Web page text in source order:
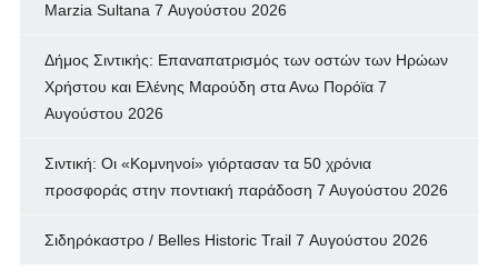
Marzia Sultana 7 Αυγούστου 2026
Δήμος Σιντικής: Επαναπατρισμός των oστών των Ηρώων
Χρήστου και Ελένης Μαρούδη στα Ανω Πορόϊα 7
Αυγούστου 2026
Σιντική: Οι «Κομνηνοί» γιόρτασαν τα 50 χρόνια
προσφοράς στην ποντιακή παράδοση 7 Αυγούστου 2026
Σιδηρόκαστρο / Belles Historic Trail 7 Αυγούστου 2026